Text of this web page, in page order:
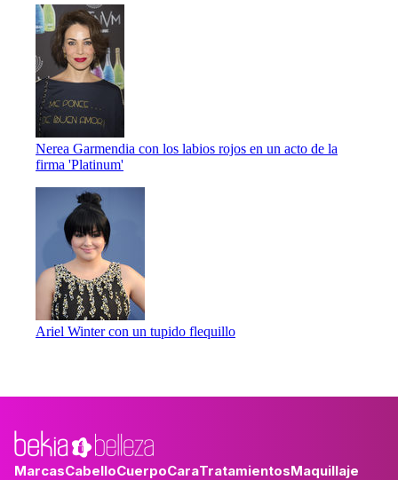
Nerea Garmendia con los labios rojos en un acto de la
firma 'Platinum'
Ariel Winter con un tupido flequillo
MarcasCabelloCuerpoCaraTratamientosMaquillaje